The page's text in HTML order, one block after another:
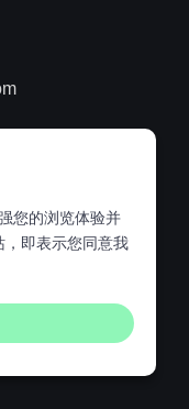
您的浏览体验并
，即表示您同意我